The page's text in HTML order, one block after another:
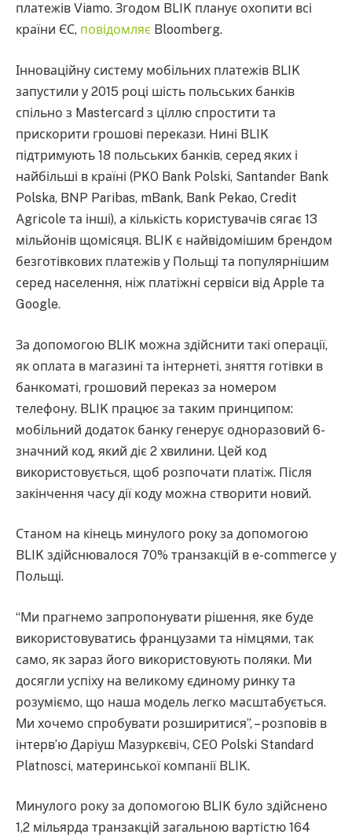
платежів Viamo. Згодом BLIK планує охопити всі
країни ЄС, повідомляє Bloomberg.
Інноваційну систему мобільних платежів BLIK
запустили у 2015 році шість польських банків
спільно з Mastercard з ціллю спростити та
прискорити грошові перекази. Нині BLIK
підтримують 18 польських банків, серед яких і
найбільші в країні (PKO Bank Polski, Santander Bank
Polska, BNP Paribas, mBank, Bank Pekao, Credit
Agricole та інші), а кількість користувачів сягає 13
мільйонів щомісяця. BLIK є найвідомішим брендом
безготівкових платежів у Польщі та популярнішим
серед населення, ніж платіжні сервіси від Apple та
Google.
За допомогою BLIK можна здійснити такі операції,
як оплата в магазині та інтернеті, зняття готівки в
банкоматі, грошовий переказ за номером
телефону. BLIK працює за таким принципом:
мобільний додаток банку генерує одноразовий 6-
значний код, який діє 2 хвилини. Цей код
використовується, щоб розпочати платіж. Після
закінчення часу дії коду можна створити новий.
Станом на кінець минулого року за допомогою
BLIK здійснювалося 70% транзакцій в e-commerce у
Польщі.
“Ми прагнемо запропонувати рішення, яке буде
використовуватись французами та німцями, так
само, як зараз його використовують поляки. Ми
досягли успіху на великому єдиному ринку та
розуміємо, що наша модель легко масштабується.
Ми хочемо спробувати розширитися”, – розповів в
інтерв’ю Даріуш Мазуркєвіч, CEO Polski Standard
Platnosci, материнської компанії BLIK.
Минулого року за допомогою BLIK було здійснено
1,2 мільярда транзакцій загальною вартістю 164